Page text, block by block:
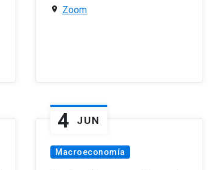
Zoom
4 JUN
Macroeconomía